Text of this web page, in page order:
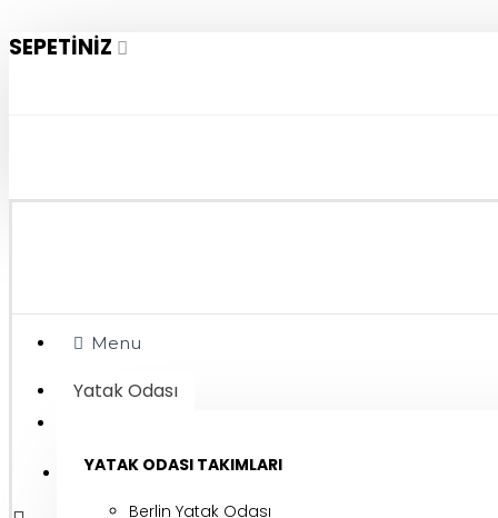
SEPETINIZ
Menu
Yatak Odası
YATAK ODASI TAKIMLARI
Berlin Yatak Odası
Kayıt Ol